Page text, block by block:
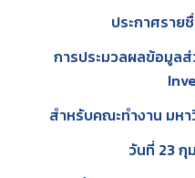
ประกาศราย
การประมวลผลข้อมูล
สำหรับคณะทำงาน มห
วันที่ 23 กุ